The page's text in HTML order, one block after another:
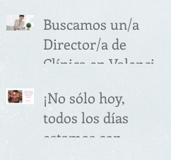
SECTOR
ALIMENTACIÓN
(VALENCIA)
Buscamos un/a
Director/a de
Clínica en Valencia
¡No sólo hoy,
todos los días
estamos con